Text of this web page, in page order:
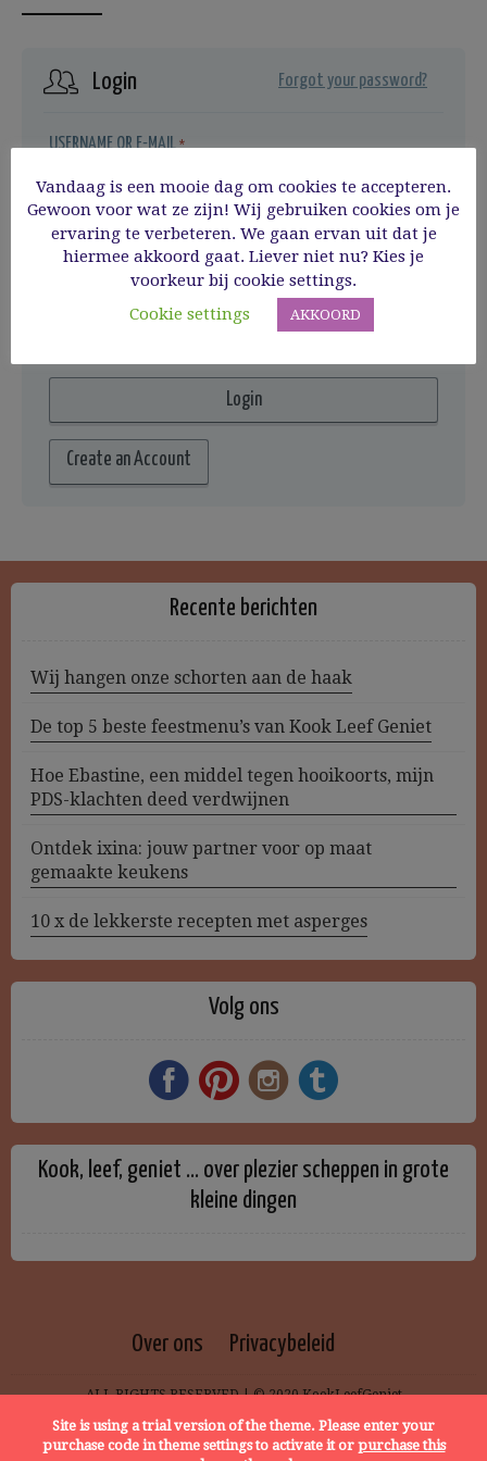
Login Forgot your password?
USERNAME OR E-MAIL *
PASSWORD *
REMEMBER ME
Create an Account
Recente berichten
Wij hangen onze schorten aan de haak
De top 5 beste feestmenu’s van Kook Leef Geniet
Hoe Ebastine, een middel tegen hooikoorts, mijn
PDS-klachten deed verdwijnen
Ontdek ixina: jouw partner voor op maat
gemaakte keukens
10 x de lekkerste recepten met asperges
Volg ons
Kook, leef, geniet … over plezier scheppen in grote
kleine dingen
Over ons Privacybeleid
ALL RIGHTS RESERVED | © 2020 KookLeefGeniet
Vandaag is een mooie dag om cookies te accepteren.
Gewoon voor wat ze zijn! Wij gebruiken cookies om je
ervaring te verbeteren. We gaan ervan uit dat je
hiermee akkoord gaat. Liever niet nu? Kies je
voorkeur bij cookie settings.
Cookie settings
AKKOORD
Site is using a trial version of the theme. Please enter your
purchase code in theme settings to activate it or purchase this